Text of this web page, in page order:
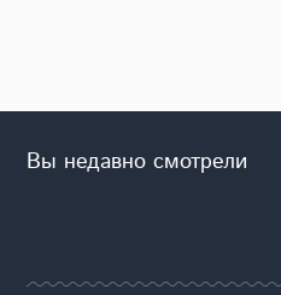
Вы недавно смотрели